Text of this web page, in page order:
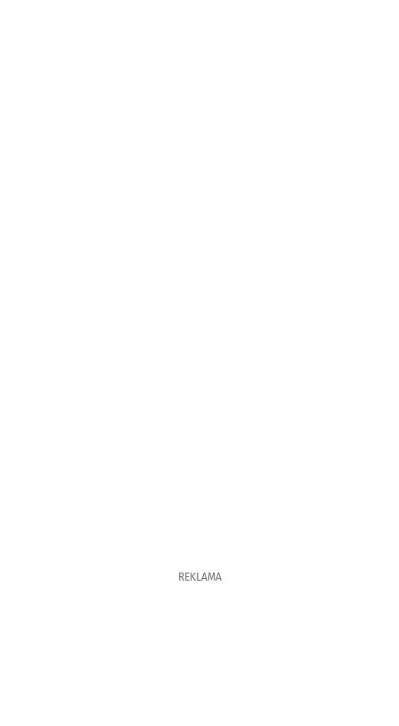
REKLAMA